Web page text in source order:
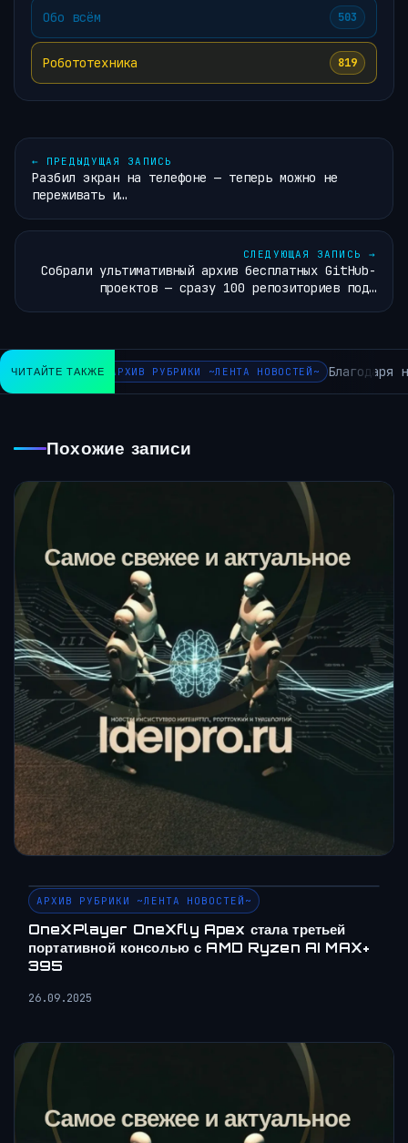
Обо всём 503
Робототехника 819
← ПРЕДЫДУЩАЯ ЗАПИСЬ
Разбил экран на телефоне — теперь можно не
переживать и…
СЛЕДУЮЩАЯ ЗАПИСЬ →
Собрали ультимативный архив бесплатных GitHub-
проектов — сразу 100 репозиториев под…
ЧИТАЙТЕ ТАКЖЕАРХИВ РУБРИКИ ~ЛЕНТА НОВОСТЕЙ~ Благодаря
Похожие записи
АРХИВ РУБРИКИ ~ЛЕНТА НОВОСТЕЙ~
OneXPlayer OneXfly Apex стала третьей
портативной консолью с AMD Ryzen AI MAX+
395
26.09.2025